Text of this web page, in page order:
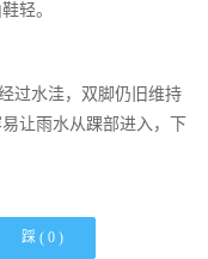
轻。
过水洼，双脚仍旧维持
让雨水从踝部进入，下
踩 ( 0)